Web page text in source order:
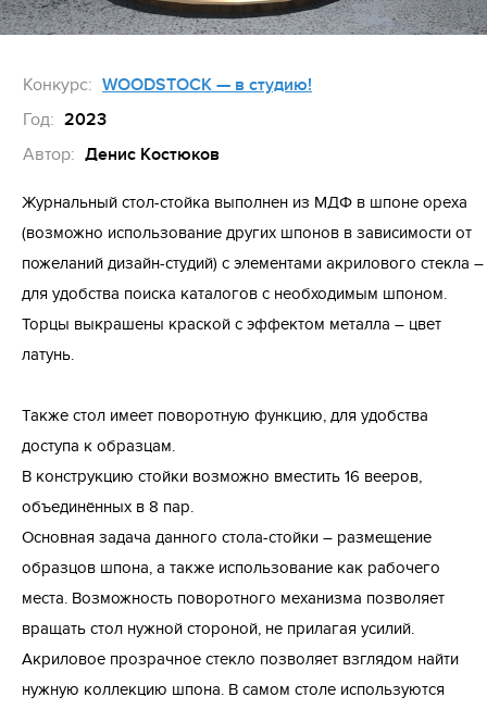
Конкурс: WOODSTOCK — в студию!
Год: 2023
Автор: Денис Костюков
Журнальный стол-стойка выполнен из МДФ в шпоне ореха
(возможно использование других шпонов в зависимости от
пожеланий дизайн-студий) с элементами акрилового стекла –
для удобства поиска каталогов с необходимым шпоном.
Торцы выкрашены краской с эффектом металла – цвет
латунь.
Также стол имеет поворотную функцию, для удобства
доступа к образцам.
В конструкцию стойки возможно вместить 16 вееров,
объединённых в 8 пар.
Основная задача данного стола-стойки – размещение
образцов шпона, а также использование как рабочего
места. Возможность поворотного механизма позволяет
вращать стол нужной стороной, не прилагая усилий.
Акриловое прозрачное стекло позволяет взглядом найти
нужную коллекцию шпона. В самом столе используются